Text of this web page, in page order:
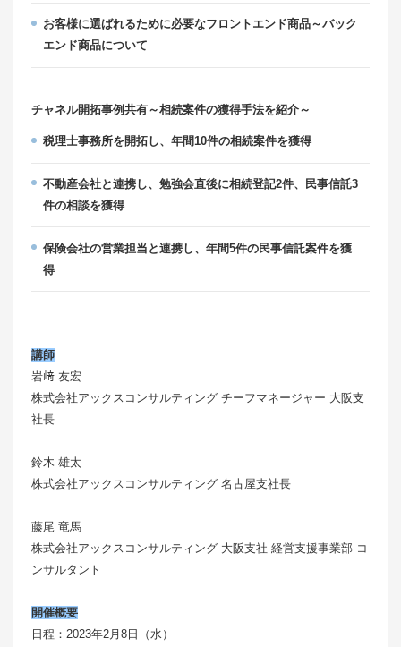
お客様に選ばれるために必要なフロントエンド商品～バック
エンド商品について
チャネル開拓事例共有～相続案件の獲得手法を紹介～
税理士事務所を開拓し、年間10件の相続案件を獲得
不動産会社と連携し、勉強会直後に相続登記2件、民事信託3
件の相談を獲得
保険会社の営業担当と連携し、年間5件の民事信託案件を獲
得
講師
岩﨑 友宏
株式会社アックスコンサルティング チーフマネージャー 大阪支
社長
鈴木 雄太
株式会社アックスコンサルティング 名古屋支社長
藤尾 竜馬
株式会社アックスコンサルティング 大阪支社 経営支援事業部 コ
ンサルタント
開催概要
日程：2023年2月8日（水）